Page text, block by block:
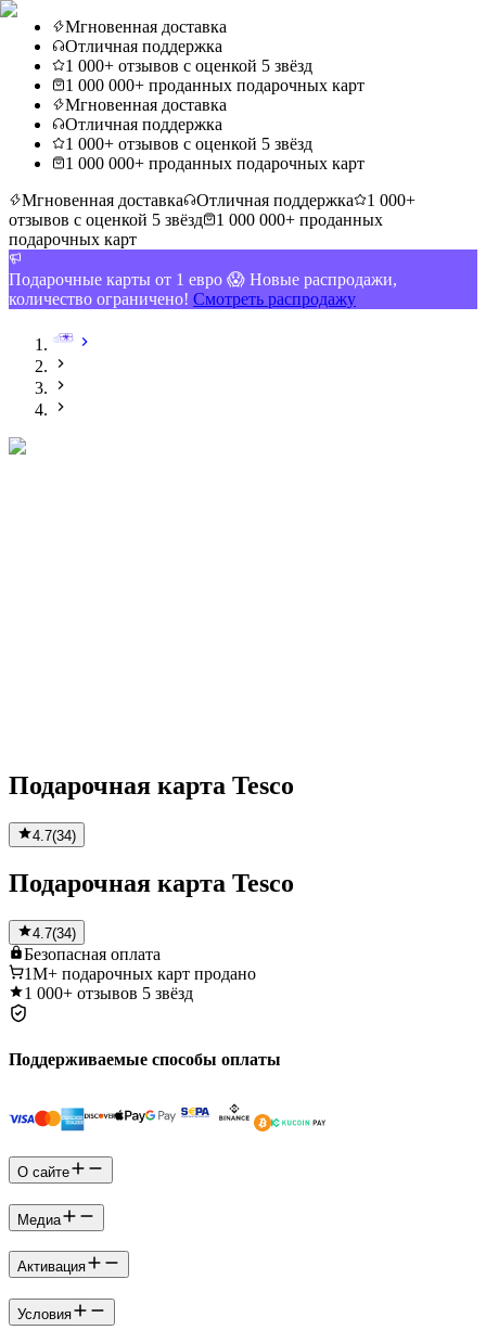
Мгновенная доставка
Отличная поддержка
1 000+ отзывов с оценкой 5 звёзд
1 000 000+ проданных подарочных карт
Мгновенная доставка
Отличная поддержка
1 000+ отзывов с оценкой 5 звёзд
1 000 000+ проданных подарочных карт
Мгновенная доставка
Отличная поддержка
1 000+
отзывов с оценкой 5 звёзд
1 000 000+ проданных
подарочных карт
Подарочные карты от 1 евро 😱 Новые распродажи,
количество ограничено! Смотреть распродажу
Подарочная карта Tesco
4.7(34)
Подарочная карта Tesco
4.7(34)
Безопасная оплата
1M+ подарочных карт продано
1 000+ отзывов 5 звёзд
Поддерживаемые способы оплаты
О сайте
Медиа
Активация
Условия